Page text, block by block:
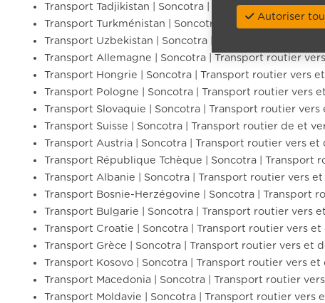
Transport Tadjikistan | Soncotra | Transport routier
Transport Turkménistan | Soncotra | Transport routier
Transport Uzbekistan | Soncotra | Transport routier
Transport Allemagne | Soncotra | Transport routier
Transport Hongrie | Soncotra | Transport routier vers
Transport Pologne | Soncotra | Transport routier vers
Transport Slovaquie | Soncotra | Transport routier vers
Transport Suisse | Soncotra | Transport routier de et
Transport Austria | Soncotra | Transport routier vers
Transport République Tchèque | Soncotra | Transport
Transport Albanie | Soncotra | Transport routier vers
Transport Bosnie-Herzégovine | Soncotra | Transport
Transport Bulgarie | Soncotra | Transport routier vers
Transport Croatie | Soncotra | Transport routier vers et
Transport Grèce | Soncotra | Transport routier vers et
Transport Kosovo | Soncotra | Transport routier vers et
Transport Macedonia | Soncotra | Transport routier
Transport Moldavie | Soncotra | Transport routier vers
Autoriser